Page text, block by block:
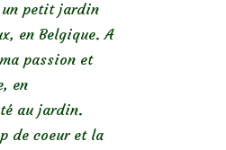
petit jardin
en Belgique. A
passion et
en
au jardin.
de coeur et la